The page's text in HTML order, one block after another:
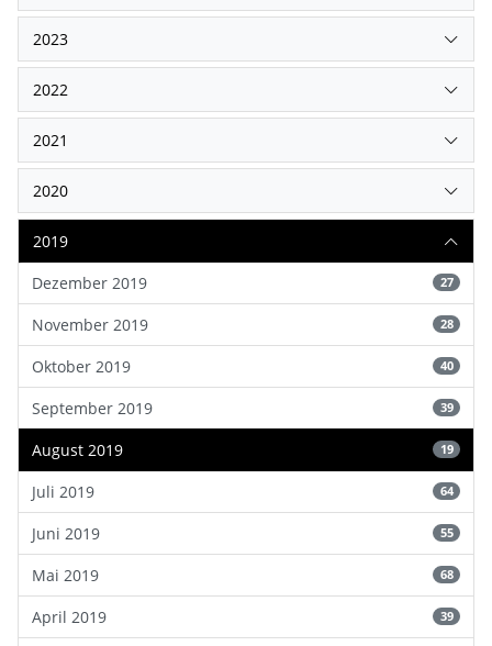
2023
2022
2021
2020
2019
Dezember 2019
27
November 2019 28
Oktober 2019 40
September 2019 39
August 2019 19
Juli 2019 64
Juni 2019 55
Mai 2019 68
April 2019 39